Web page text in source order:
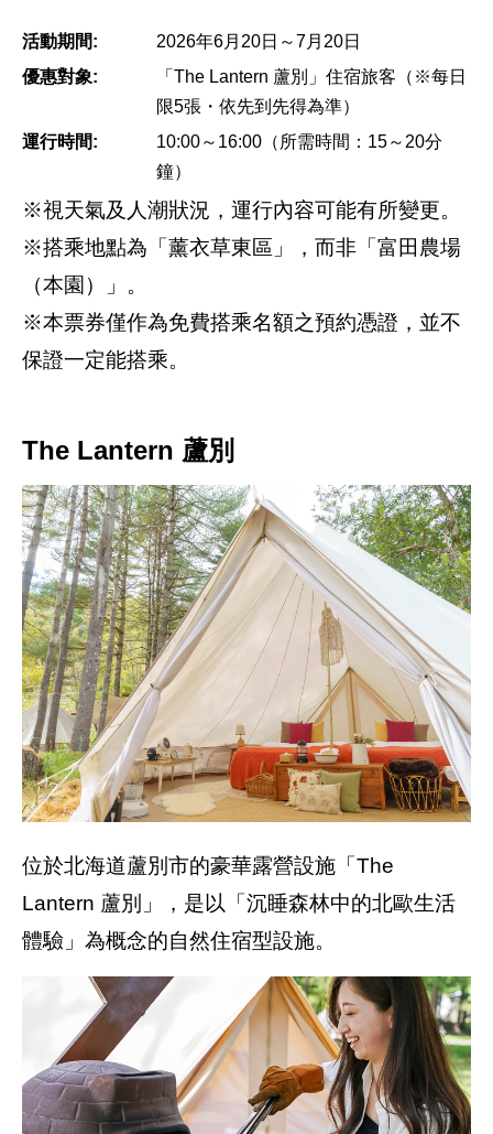
活動期間:
2026年6月20日～7月20日
優惠對象:
「The Lantern 蘆別」住宿旅客（※每日
限5張・依先到先得為準）
運行時間:
10:00～16:00（所需時間：15～20分
鐘）
※視天氣及人潮狀況，運行內容可能有所變更。
※搭乘地點為「薰衣草東區」，而非「富田農場
（本園）」。
※本票券僅作為免費搭乘名額之預約憑證，並不
保證一定能搭乘。
The Lantern 蘆別
位於北海道蘆別市的豪華露營設施「The
Lantern 蘆別」，是以「沉睡森林中的北歐生活
體驗」為概念的自然住宿型設施。